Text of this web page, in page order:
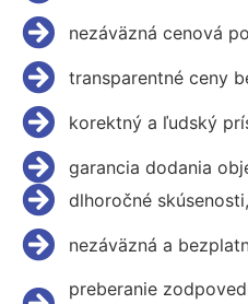
nezáväzná cenová
transparentné ceny
korektný a ľudský
garancia dodania
dlhoročné
nezáväzná a
preberanie